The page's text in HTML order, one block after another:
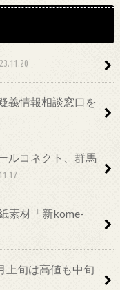
義情報相談窓口を
ルコネクト、群馬
素材「新kome-
上旬は高値も中旬